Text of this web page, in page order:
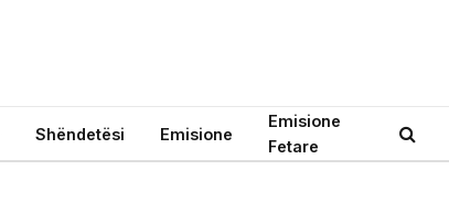
Shëndetësi Emisione
Emisione
Fetare